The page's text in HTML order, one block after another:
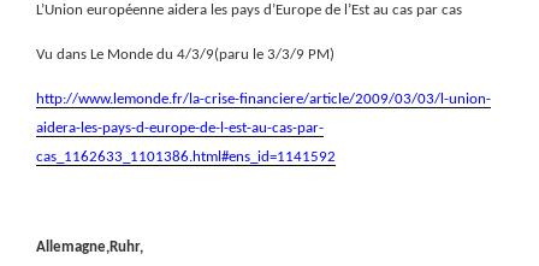
L’Union européenne aidera les pays d’Europe de l’Est au cas par cas
Vu dans Le Monde du 4/3/9(paru le 3/3/9 PM)
http://www.lemonde.fr/la-crise-financiere/article/2009/03/03/l-union-
aidera-les-pays-d-europe-de-l-est-au-cas-par-
cas_1162633_1101386.html#ens_id=1141592
Allemagne,Ruhr,